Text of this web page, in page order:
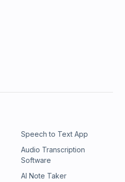
Speech to Text App
Audio Transcription
Software
AI Note Taker